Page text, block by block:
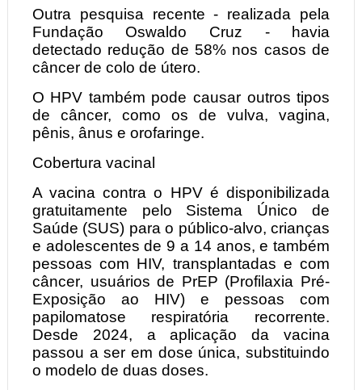
Outra pesquisa recente - realizada pela
Fundação Oswaldo Cruz - havia
detectado redução de 58% nos casos de
câncer de colo de útero.
O HPV também pode causar outros tipos
de câncer, como os de vulva, vagina,
pênis, ânus e orofaringe.
Cobertura vacinal
A vacina contra o HPV é disponibilizada
gratuitamente pelo Sistema Único de
Saúde (SUS) para o público-alvo, crianças
e adolescentes de 9 a 14 anos, e também
pessoas com HIV, transplantadas e com
câncer, usuários de PrEP (Profilaxia Pré-
Exposição ao HIV) e pessoas com
papilomatose respiratória recorrente.
Desde 2024, a aplicação da vacina
passou a ser em dose única, substituindo
o modelo de duas doses.